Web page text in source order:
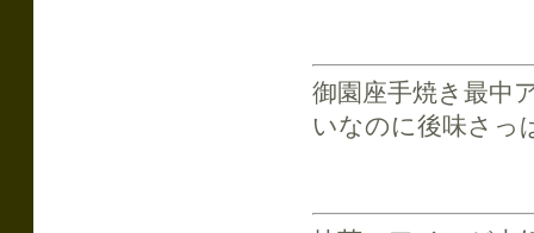
御園座手焼き最中
いなのに後味さっ